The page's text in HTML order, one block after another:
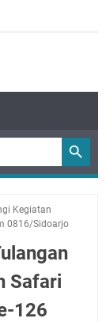
Kegiatan
0816/Sidoarjo
Safari
126